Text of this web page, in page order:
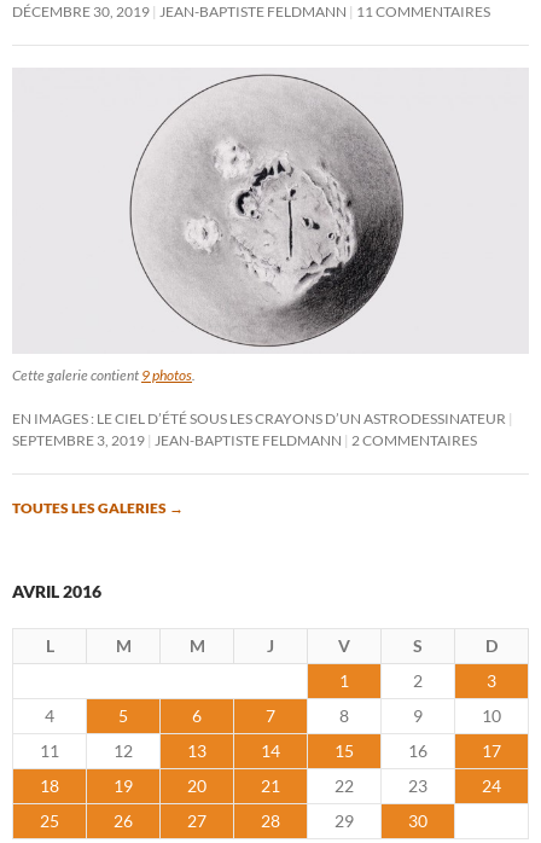
DÉCEMBRE 30, 2019
JEAN-BAPTISTE FELDMANN 11 COMMENTAIRES
Cette galerie contient 9 photos
EN IMAGES : LE CIEL D’ÉTÉ SOUS LES CRAYONS D’UN ASTRODESSINATEUR
SEPTEMBRE 3, 2019
JEAN-BAPTISTE FELDMANN 2 COMMENTAIRES
TOUTES LES GALERIES →
AVRIL 2016
L M M J V S
D
1
2
3
4
5 6 7 8 9
10
11
12 13 14 15 16
17
18
19 20 21 22 23
24
25
26 27 28 29
30